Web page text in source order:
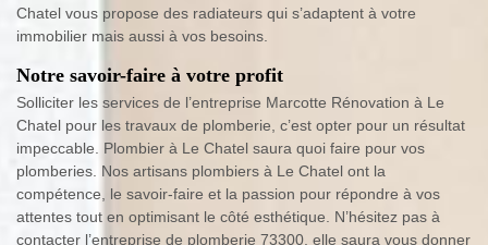
Chatel vous propose des radiateurs qui s’adaptent à votre
immobilier mais aussi à vos besoins.
Notre savoir-faire à votre profit
Solliciter les services de l’entreprise Marcotte Rénovation à Le
Chatel pour les travaux de plomberie, c’est opter pour un résultat
impeccable. Plombier à Le Chatel saura quoi faire pour vos
plomberies. Nos artisans plombiers à Le Chatel ont la
compétence, le savoir-faire et la passion pour répondre à vos
attentes tout en optimisant le côté esthétique. N’hésitez pas à
contacter l’entreprise de plomberie 73300, elle saura vous donner